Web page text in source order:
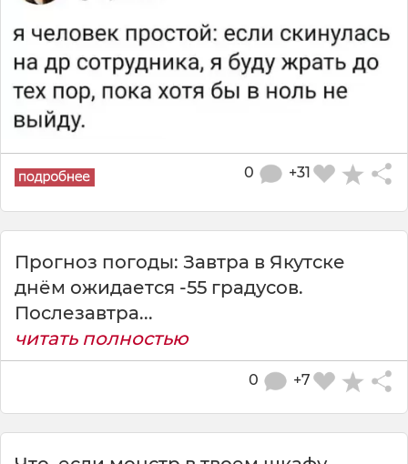
+31
0
Прогноз погоды: Завтра в Якутске
днём ожидается -55 градусов.
Послезавтра...
читать полностью
+7
0